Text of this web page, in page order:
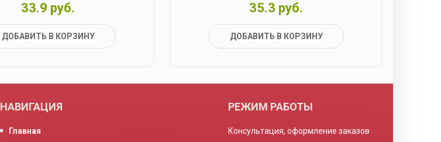
33.9 руб.
ДОБАВИТЬ В КОРЗИНУ
35.3 руб.
ДОБАВИТЬ В КОРЗИНУ
НАВИГАЦИЯ
Главная
РЕЖИМ РАБОТЫ
Консультация, оформление заказов